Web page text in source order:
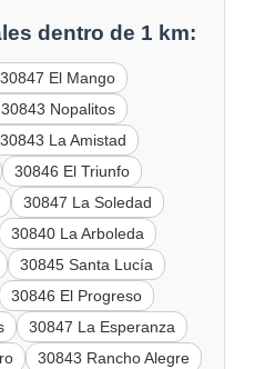
dentro de 1 km:
30847 El Mango
30843 Nopalitos
30843 La Amistad
30846 El Triunfo
30847 La Soledad
30840 La Arboleda
30845 Santa Lucía
30846 El Progreso
30847 La Esperanza
30843 Rancho Alegre